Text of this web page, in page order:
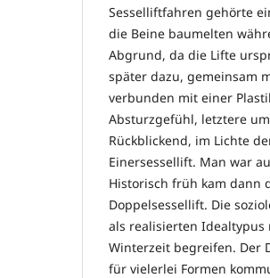
Sesselliftfahren gehörte
die Beine baumelten
Abgrund, da die Lifte
später dazu, gemeinsam
verbunden mit einer
Absturzgefühl, letztere
Rückblickend, im Lichte
Einersessellift. Man war
Historisch früh kam dann
Doppelsessellift. Die
als realisierten
Winterzeit begreifen. Der
für vielerlei Formen